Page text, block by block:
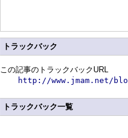
トラックバック
この記事のトラックバックURL
http://www.jmam.net/
トラックバック一覧